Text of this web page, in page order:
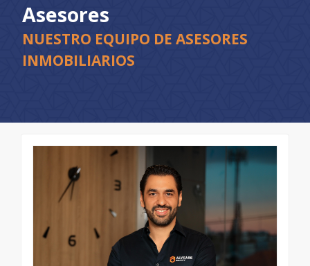
Asesores
NUESTRO EQUIPO DE ASESORES
INMOBILIARIOS